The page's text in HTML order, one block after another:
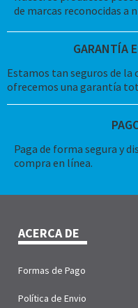
de marcas reconocidas a
GARANTÍA
Estamos tan seguros de la
ofrecemos una garantía
Paga de forma segura y
compra en línea.
ACERCA DE
Formas de Pago
Política de Envio